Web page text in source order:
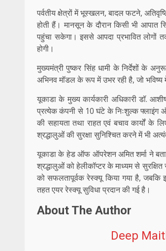
पर्वतीय क्षेत्रों में भूस्खलन, बादल फटने,
होती हैं। मानसून के दौरान किसी भी आपात
पहुंचा सकेगा। इससे आपदा प्रभावित लोगों
होगी।
मुख्यमंत्री पुष्कर सिंह धामी के निर्देशों के
अभिनव मॉडल के रूप में उभर रही है, जो भविष्य
यूकाडा के मुख्य कार्यकारी अधिकारी डॉ.
प्रत्येक कंपनी से 10 घंटे के निःशुल्क फ्लाइंग
की सहायता तथा राहत एवं बचाव कार्यों के
श्रद्धालुओं की सुरक्षा सुनिश्चित करने में भी
यूकाडा के हेड ऑफ ऑपरेशन अमित शर्मा ने
श्रद्धालुओं को हेलीकॉप्टर के माध्यम से
को सफलतापूर्वक रेस्क्यू किया गया है, जबकि
तहत एयर रेस्क्यू सुविधा प्रदान की गई है।
About The Author
Deep